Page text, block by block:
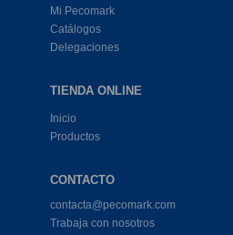
Mi Pecomark
Catálogos
Delegaciones
TIENDA ONLINE
Inicio
Productos
CONTACTO
contacta@pecomark.com
Trabaja con nosotros